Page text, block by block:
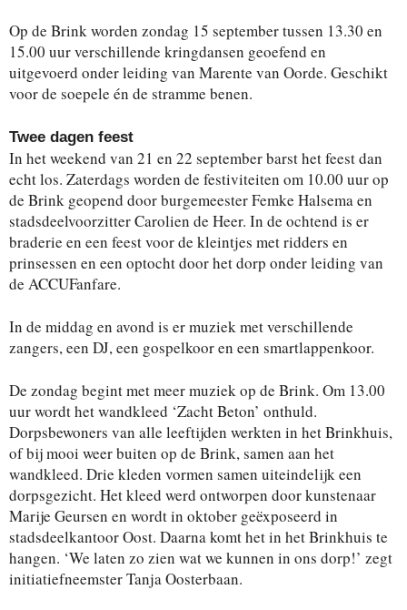
Op de Brink worden zondag 15 september tussen 13.30 en
15.00 uur verschillende kringdansen geoefend en
uitgevoerd onder leiding van Marente van Oorde. Geschikt
voor de soepele én de stramme benen.
Twee dagen feest
In het weekend van 21 en 22 september barst het feest dan
echt los. Zaterdags worden de festiviteiten om 10.00 uur op
de Brink geopend door burgemeester Femke Halsema en
stadsdeelvoorzitter Carolien de Heer. In de ochtend is er
braderie en een feest voor de kleintjes met ridders en
prinsessen en een optocht door het dorp onder leiding van
de ACCUFanfare.
In de middag en avond is er muziek met verschillende
zangers, een DJ, een gospelkoor en een smartlappenkoor.
De zondag begint met meer muziek op de Brink. Om 13.00
uur wordt het wandkleed ‘Zacht Beton’ onthuld.
Dorpsbewoners van alle leeftijden werkten in het Brinkhuis,
of bij mooi weer buiten op de Brink, samen aan het
wandkleed. Drie kleden vormen samen uiteindelijk een
dorpsgezicht. Het kleed werd ontworpen door kunstenaar
Marije Geursen en wordt in oktober geëxposeerd in
stadsdeelkantoor Oost. Daarna komt het in het Brinkhuis te
hangen. ‘We laten zo zien wat we kunnen in ons dorp!’ zegt
initiatiefneemster Tanja Oosterbaan.